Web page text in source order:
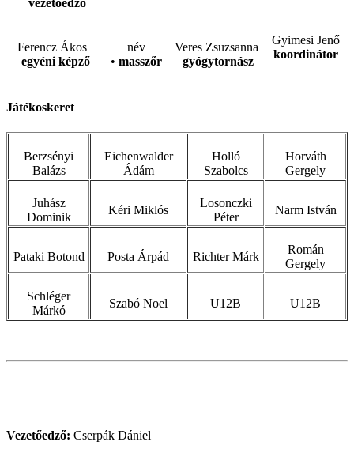
vezetőedző
Ferencz Ákos
egyéni képző
név
• masszőr
Veres Zsuzsanna
gyógytornász
Gyimesi Jenő
koordinátor
Játékoskeret
Berzsényi
Balázs
Eichenwalder
Ádám
Holló
Szabolcs
Horváth
Gergely
Juhász
Dominik
Kéri Miklós
Losonczki
Péter
Narm István
Pataki Botond Posta Árpád Richter Márk
Román
Gergely
Schléger
Márkó
Szabó Noel U12B U12B
Vezetőedző: Cserpák Dániel